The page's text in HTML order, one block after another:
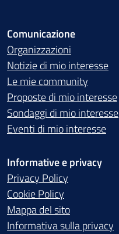
Comunicazione
Organizzazioni
Notizie di mio interesse
Le mie community
Proposte di mio interesse
Sondaggi di mio interesse
Eventi di mio interesse
Informative e privacy
Privacy Policy
Cookie Policy
Mappa del sito
Informativa sulla privacy